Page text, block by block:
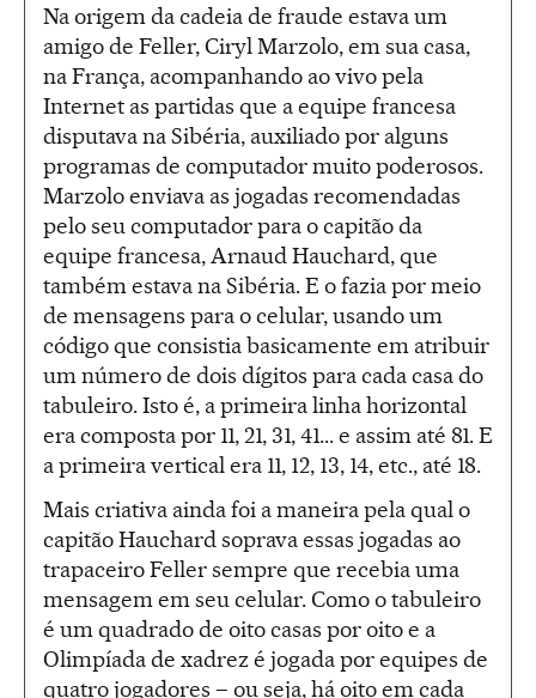
Na origem da cadeia de fraude estava um
amigo de Feller, Ciryl Marzolo, em sua casa,
na França, acompanhando ao vivo pela
Internet as partidas que a equipe francesa
disputava na Sibéria, auxiliado por alguns
programas de computador muito poderosos.
Marzolo enviava as jogadas recomendadas
pelo seu computador para o capitão da
equipe francesa, Arnaud Hauchard, que
também estava na Sibéria. E o fazia por meio
de mensagens para o celular, usando um
código que consistia basicamente em atribuir
um número de dois dígitos para cada casa do
tabuleiro. Isto é, a primeira linha horizontal
era composta por 11, 21, 31, 41... e assim até 81. E
a primeira vertical era 11, 12, 13, 14, etc., até 18.
Mais criativa ainda foi a maneira pela qual o
capitão Hauchard soprava essas jogadas ao
trapaceiro Feller sempre que recebia uma
mensagem em seu celular. Como o tabuleiro
é um quadrado de oito casas por oito e a
Olimpíada de xadrez é jogada por equipes de
quatro jogadores – ou seja, há oito em cada